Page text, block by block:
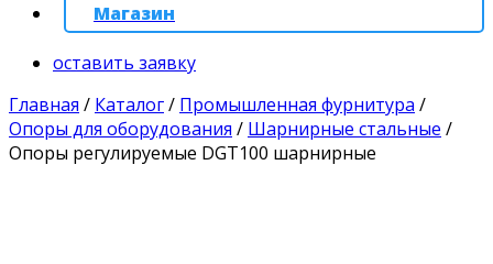
Магазин
оставить заявку
Главная / Каталог/ Промышленная фурнитура /
Опоры для оборудования / Шарнирные стальные /
Опоры регулируемые DGT100 шарнирные